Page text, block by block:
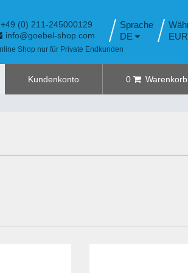
Sprache
DE
EUR
+49 (0) 211-245000129
info@goebel-shop.com
Shop nur für Private Endkunden
Kundenkonto 0 Warenkorb